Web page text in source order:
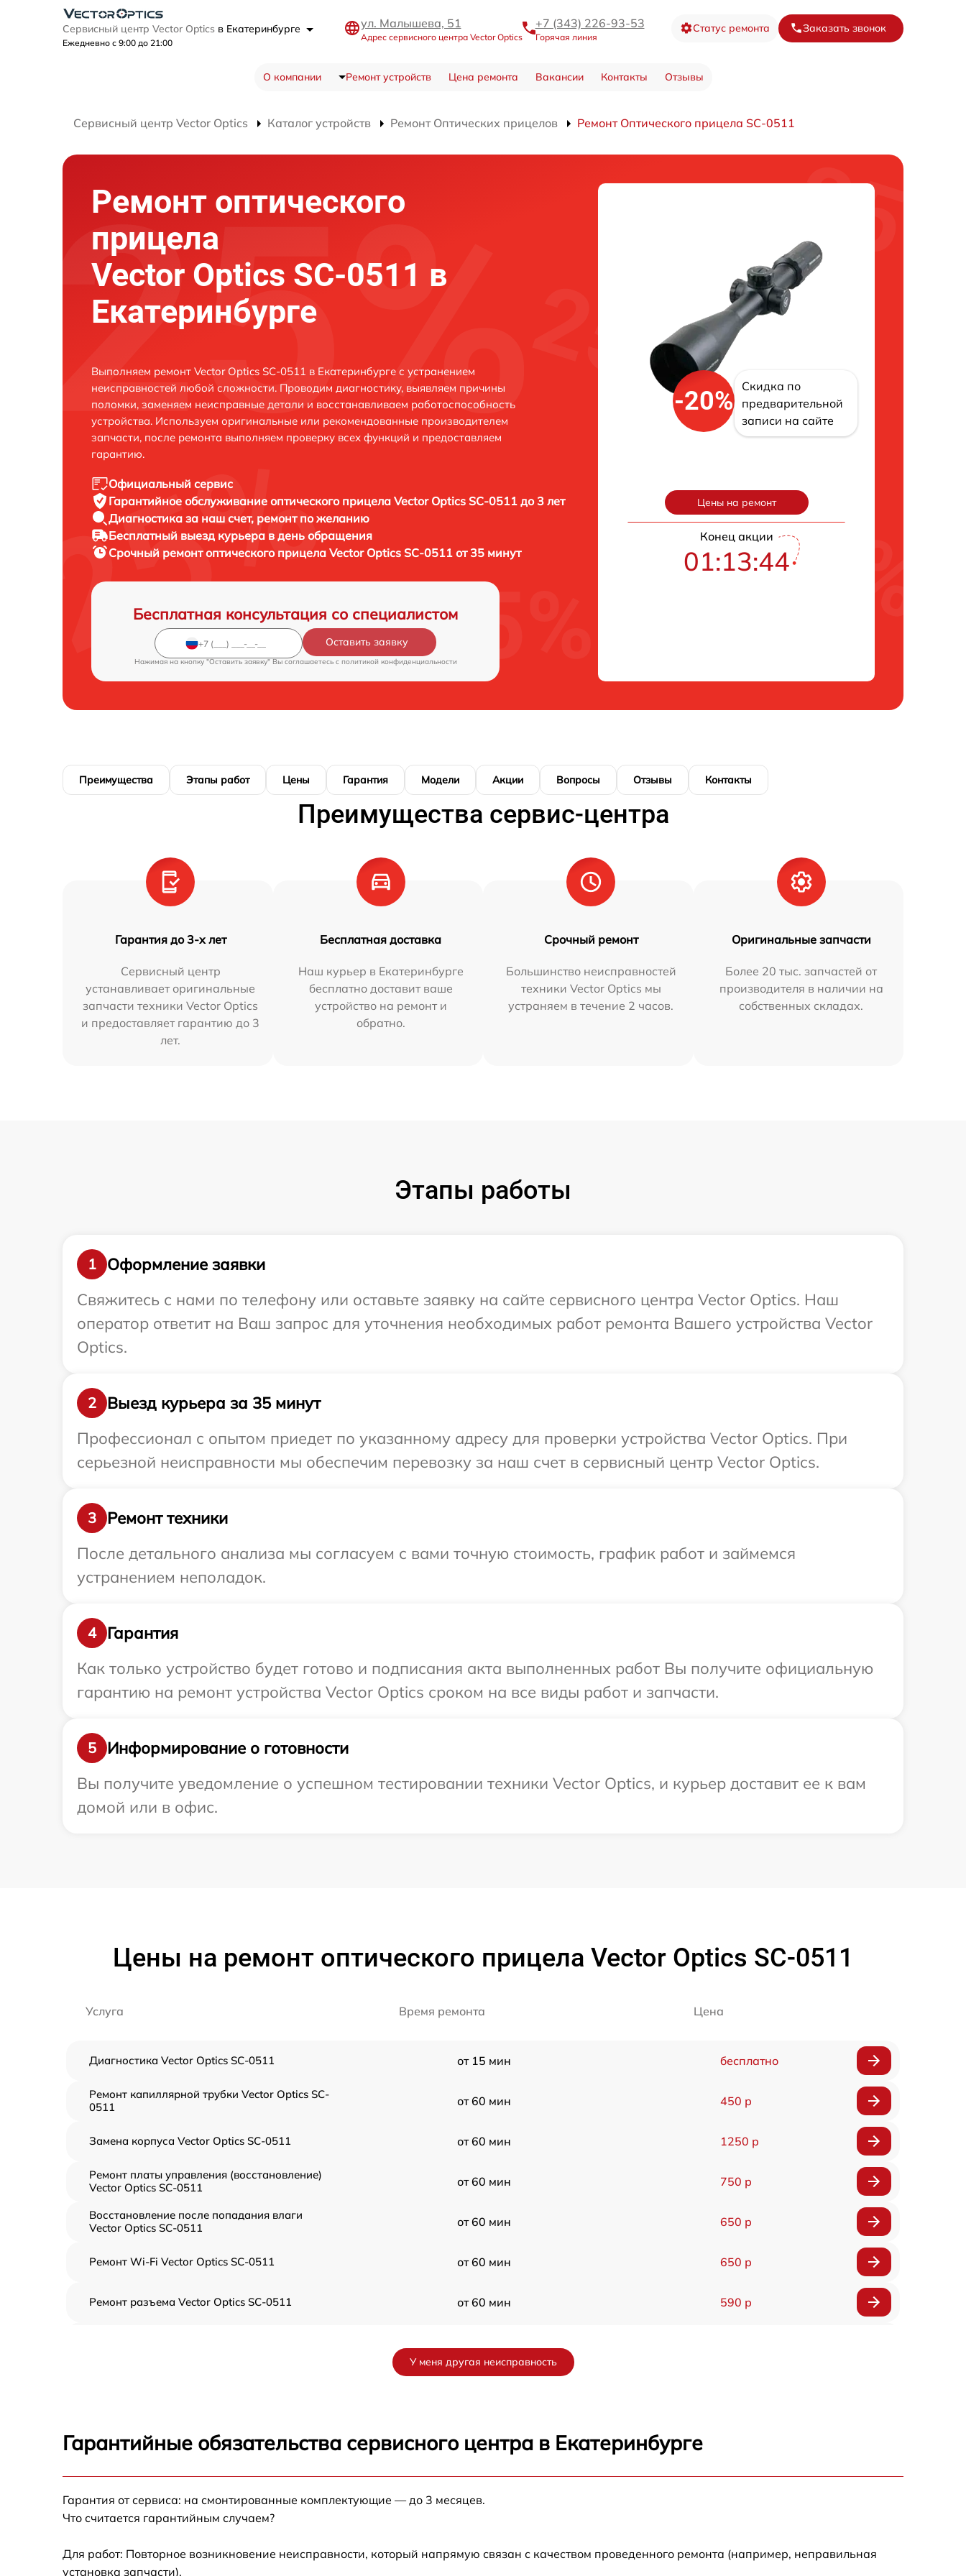
Сервисный центр Vector Optics в Екатеринбурге
Ежедневно с 9:00 до 21:00
ул. Малышева, 51
Адрес сервисного центра Vector Optics
+7 (343) 226-93-53
Горячая линия
Статус ремонта Заказать звонок
О компании Ремонт устройств Цена ремонта Вакансии Контакты Отзывы
Сервисный центр Vector Optics Каталог устройств Ремонт Оптических прицелов Ремонт Оптического прицела SC-0511
Ремонт оптического
прицела
Vector Optics SC-0511 в
Екатеринбурге
Выполняем ремонт Vector Optics SC-0511 в Екатеринбурге с устранением
неисправностей любой сложности. Проводим диагностику, выявляем причины
поломки, заменяем неисправные детали и восстанавливаем работоспособность
устройства. Используем оригинальные или рекомендованные производителем
запчасти, после ремонта выполняем проверку всех функций и предоставляем
гарантию.
Официальный сервис
Гарантийное обслуживание оптического прицела Vector Optics SC-0511 до 3 лет
Диагностика за наш счет, ремонт по желанию
Бесплатный выезд курьера в день обращения
Срочный ремонтоптического прицела Vector Optics SC-0511 от 35 минут
Бесплатная консультация со специалистом
Оставить заявку
Нажимая на кнопку "Оставить заявку" Вы соглашаетесь c политикой конфиденциальности
-20%
Скидка по
предварительной
записи на сайте
Цены на ремонт
Конец акции
01:13:43
Преимущества Этапы работ Цены Гарантия Модели Акции Вопросы Отзывы Контакты
Преимущества сервис-центра
Гарантия до 3-х лет
Сервисный центр
устанавливает оригинальные
запчасти техники Vector Optics
и предоставляет гарантию до 3
лет.
Бесплатная доставка
Наш курьер в Екатеринбурге
бесплатно доставит ваше
устройство на ремонт и
обратно.
Срочный ремонт
Большинство неисправностей
техники Vector Optics мы
устраняем в течение 2 часов.
Оригинальные запчасти
Более 20 тыс. запчастей от
производителя в наличии на
собственных складах.
Этапы работы
1
Оформление заявки
Свяжитесь с нами по телефону или оставьте заявку на сайте сервисного центра Vector Optics. Наш
оператор ответит на Ваш запрос для уточнения необходимых работ ремонта Вашего устройства Vector
Optics.
2
Выезд курьера за 35 минут
Профессионал с опытом приедет по указанному адресу для проверки устройства Vector Optics. При
серьезной неисправности мы обеспечим перевозку за наш счет в сервисный центр Vector Optics.
3
Ремонт техники
После детального анализа мы согласуем с вами точную стоимость, график работ и займемся
устранением неполадок.
4
Гарантия
Как только устройство будет готово и подписания акта выполненных работ Вы получите официальную
гарантию на ремонт устройства Vector Optics сроком на все виды работ и запчасти.
5
Информирование о готовности
Вы получите уведомление о успешном тестировании техники Vector Optics, и курьер доставит ее к вам
домой или в офис.
Цены на ремонт оптического прицела Vector Optics SC-0511
Услуга Время ремонта Цена
Диагностика Vector Optics SC-0511 от 15 мин бесплатно
Ремонт капиллярной трубки Vector Optics SC-
0511
от 60 мин 450 р
Замена корпуса Vector Optics SC-0511 от 60 мин 1250 р
Ремонт платы управления (восстановление)
Vector Optics SC-0511
от 60 мин 750 р
Восстановление после попадания влаги
Vector Optics SC-0511
от 60 мин 650 р
Ремонт Wi-Fi Vector Optics SC-0511 от 60 мин 650 р
Ремонт разъема Vector Optics SC-0511 от 60 мин 590 р
Замена процессора Vector Optics SC-0511 от 60 мин
У меня другая неисправность
Гарантийные обязательства сервисного центра в Екатеринбурге
Гарантия от сервиса: на смонтированные комплектующие — до 3 месяцев.
Что считается гарантийным случаем?
Для работ: Повторное возникновение неисправности, который напрямую связан с качеством проведенного ремонта (например, неправильная
установка запчасти).